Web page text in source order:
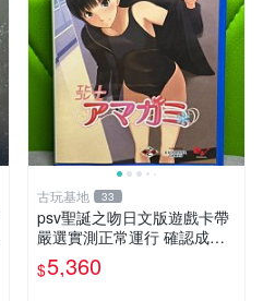
古玩基地 33
psv聖誕之吻日文版遊戲卡帶
嚴選實測正常運行 確認成色
拍下即發 聖誕之吻 日文 psv
游戲
$5,360